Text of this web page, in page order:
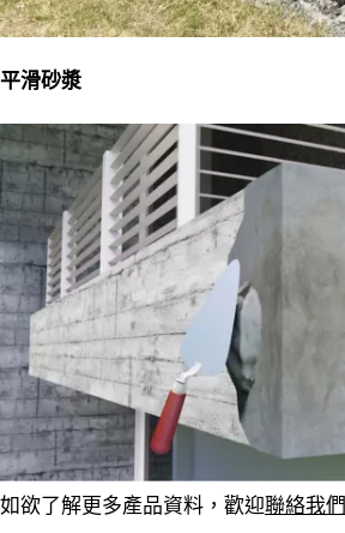
平滑砂漿
如欲了解更多產品資料，歡迎聯絡我們